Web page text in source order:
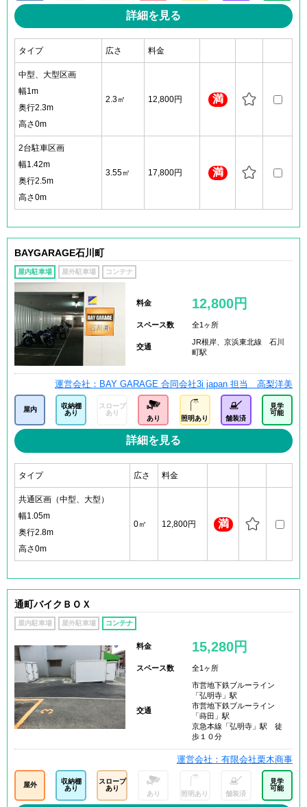
詳細を見る
タイプ 広さ 料金
中型、大型区画
幅1m
奥行2.3m
高さ0m
2.3㎡ 12,800円 満
2台駐車区画
幅1.42m
奥行2.5m
高さ0m
3.55㎡ 17,800円 満
BAYGARAGE石川町
屋内駐車場 屋外駐車場 コンテナ
料金 12,800円
スペース数 全1ヶ所
交通
JR根岸、京浜東北線 石川
町駅
運営会社：BAY GARAGE 合同会社3i japan 担当 高梨洋美
屋内
収納棚
あり
スロープ
あり
あり 照明あり 舗装済
見学
可能
詳細を見る
タイプ 広さ 料金
共通区画（中型、大型）
幅1.05m
奥行2.8m
高さ0m
0㎡ 12,800円 満
通町バイクＢＯＸ
屋内駐車場 屋外駐車場 コンテナ
料金 15,280円
スペース数 全1ヶ所
交通
市営地下鉄ブルーライン
「弘明寺」駅
市営地下鉄ブルーライン
「蒔田」駅
京急本線「弘明寺」駅 徒
歩１０分
運営会社：有限会社栗木商事
屋外
収納棚
あり
スロープ
あり
あり 照明あり 舗装済
見学
可能